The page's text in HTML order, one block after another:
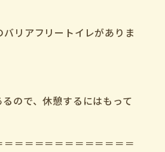
バリアフリートイレがありま
ので、休憩するにはもって
＝＝＝＝＝＝＝＝＝＝＝＝＝